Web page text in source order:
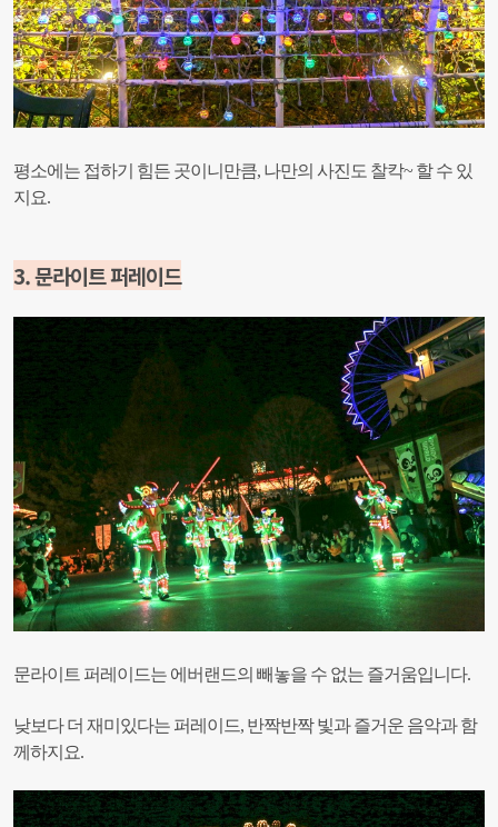
평소에는 접하기 힘든 곳이니만큼, 나만의 사진도 찰칵~ 할 수 있
지요.
3. 문라이트 퍼레이드
문라이트 퍼레이드는 에버랜드의 빼놓을 수 없는 즐거움입니다.
낮보다 더 재미있다는 퍼레이드, 반짝반짝 빛과 즐거운 음악과 함
께하지요.